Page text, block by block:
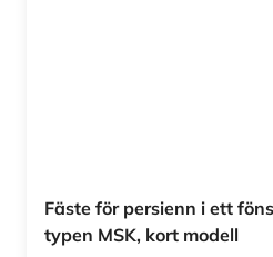
Fäste för persienn i ett
typen MSK, kort modell